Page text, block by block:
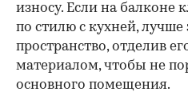
износу. Если на балконе
по стилю с кухней, лучше
пространство, отделив
материалом, чтобы не
основного помещения.